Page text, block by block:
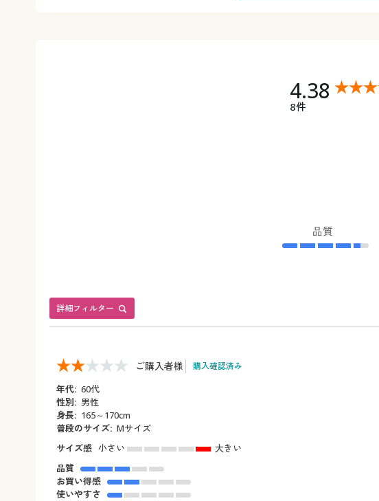
4.38
8件
品質
詳細フィルター
ご購入者様 購入確認済み
年代: 60代
性別: 男性
身長: 165～170cm
普段のサイズ: Mサイズ
サイズ感 小さい
大きい
品質
お買い得感
使いやすさ